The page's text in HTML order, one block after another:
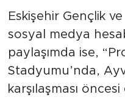
Eskişehir Gençlik
sosyal medya
paylaşımda ise,
Stadyumu’nda,
karşılaşması